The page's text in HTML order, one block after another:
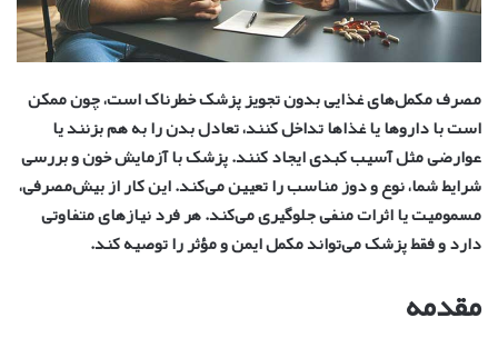
مصرف مکمل‌های غذایی بدون تجویز پزشک خطرناک است، چون ممکن
است با داروها یا غذاها تداخل کنند، تعادل بدن را به هم بزنند یا
عوارضی مثل آسیب کبدی ایجاد کنند. پزشک با آزمایش خون و بررسی
شرایط شما، نوع و دوز مناسب را تعیین می‌کند. این کار از بیش‌مصرفی،
مسمومیت یا اثرات منفی جلوگیری می‌کند. هر فرد نیازهای متفاوتی
دارد و فقط پزشک می‌تواند مکمل ایمن و مؤثر را توصیه کند.
مقدمه